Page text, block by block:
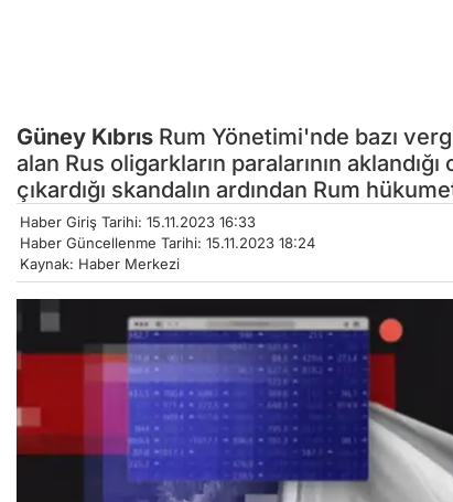
Güney Kıbrıs Rum Yönetimi'nde bazı
alan Rus oligarkların paralarının
çıkardığı skandalın ardından Rum
Haber Giriş Tarihi: 15.11.2023 16:33
Haber Güncellenme Tarihi: 15.11.2023 18:24
Kaynak: Haber Merkezi